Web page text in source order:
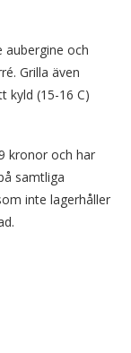
aubergine och
Grilla även
kyld (15-16 C)
kronor och har
samtliga
inte lagerhåller